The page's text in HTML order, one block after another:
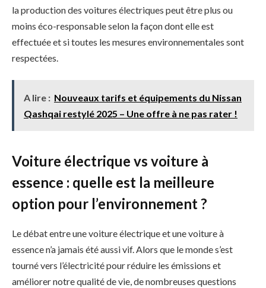
la production des voitures électriques peut être plus ou
moins éco-responsable selon la façon dont elle est
effectuée et si toutes les mesures environnementales sont
respectées.
A lire : Nouveaux tarifs et équipements du Nissan
Qashqai restylé 2025 – Une offre à ne pas rater !
Voiture électrique vs voiture à
essence : quelle est la meilleure
option pour l’environnement ?
Le débat entre une voiture électrique et une voiture à
essence n’a jamais été aussi vif. Alors que le monde s’est
tourné vers l’électricité pour réduire les émissions et
améliorer notre qualité de vie, de nombreuses questions